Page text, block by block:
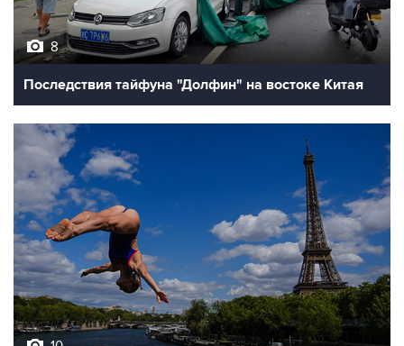
8
Последствия тайфуна "Долфин" на востоке Китая